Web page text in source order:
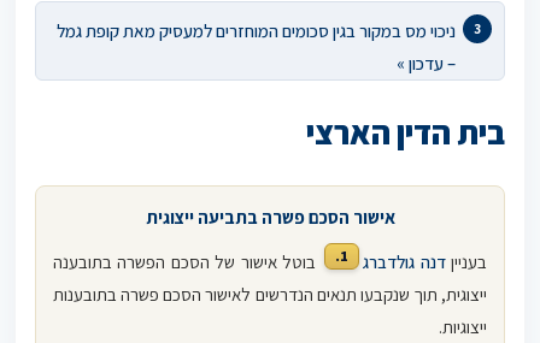
ניכוי מס במקור בגין סכומים המוחזרים למעסיק מאת קופת גמל
– עדכון »
בית הדין הארצי
אישור הסכם פשרה בתביעה ייצוגית
בענייןדנה גולדברג 1.
בוטל אישור של הסכם הפשרה בתובענה
ייצוגית, תוך שנקבעו תנאים הנדרשים לאישור הסכם פשרה בתובענות
ייצוגיות.